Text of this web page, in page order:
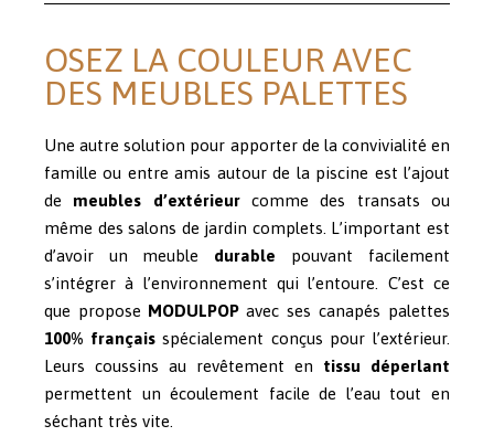
OSEZ LA COULEUR AVEC
DES MEUBLES PALETTES
Une autre solution pour apporter de la convivialité en
famille ou entre amis autour de la piscine est l’ajout
de meubles d’extérieur comme des transats ou
même des salons de jardin complets. L’important est
d’avoir un meuble durable pouvant facilement
s’intégrer à l’environnement qui l’entoure. C’est ce
que propose MODULPOP avec ses canapés palettes
100% français spécialement conçus pour l’extérieur.
Leurs coussins au revêtement en tissu déperlant
permettent un écoulement facile de l’eau tout en
séchant très vite.